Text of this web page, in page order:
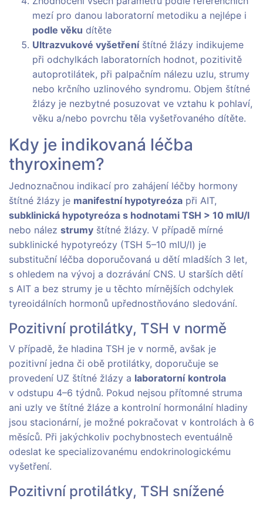
mezí pro danou laboratorní metodiku a nejlépe i
podle věku dítěte
Ultrazvukové vyšetřeníštítné žlázy indikujeme
při odchylkách laboratorních hodnot, pozitivitě
autoprotilátek, při palpačním nálezu uzlu, strumy
nebo krčního uzlinového syndromu. Objem štítné
žlázy je nezbytné posuzovat ve vztahu k pohlaví,
věku a/nebo povrchu těla vyšetřovaného dítěte.
Kdy je indikovaná léčba
thyroxinem?
Jednoznačnou indikací pro zahájení léčby hormony
štítné žlázy je manifestní hypotyreóza při AIT,
subklinická hypotyreóza s hodnotami TSH > 10 mIU/l
nebo nález strumy štítné žlázy. V případě mírné
subklinické hypotyreózy (TSH 5–10 mIU/l) je
substituční léčba doporučovaná u dětí mladších 3 let,
s ohledem na vývoj a dozrávání CNS. U starších dětí
s AIT a bez strumy je u těchto mírnějších odchylek
tyreoidálních hormonů upřednostňováno sledování.
Pozitivní protilátky, TSH v normě
V případě, že hladina TSH je v normě, avšak je
pozitivní jedna či obě protilátky, doporučuje se
provedení UZ štítné žlázy a laboratorní kontrola
v odstupu 4–6 týdnů. Pokud nejsou přítomné struma
ani uzly ve štítné žláze a kontrolní hormonální hladiny
jsou stacionární, je možné pokračovat v kontrolách à 6
měsíců. Při jakýchkoliv pochybnostech eventuálně
odeslat ke specializovanému endokrinologickému
vyšetření.
Pozitivní protilátky, TSH snížené